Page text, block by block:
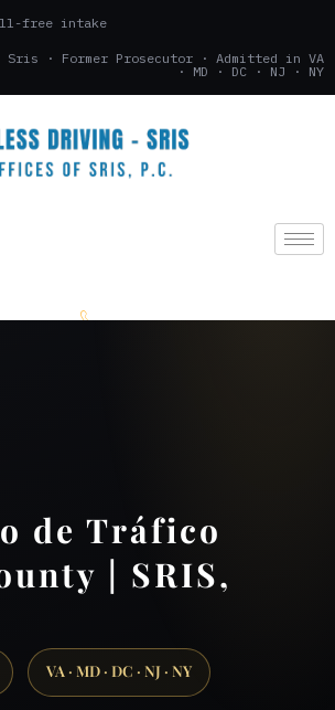
free intake
Sris · Former Prosecutor · Admitted in VA
· MD · DC · NJ · NY
de Tráfico
| SRIS,
VA · MD · DC · NJ · NY